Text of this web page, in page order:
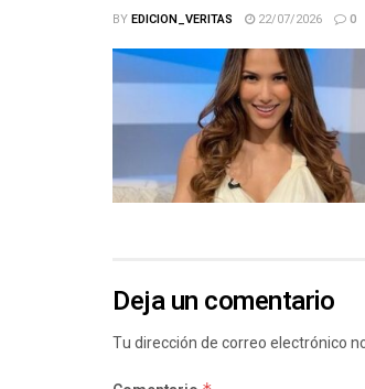
BYEDICION_VERITAS 22/07/2026 0
Deja un comentario
Tu dirección de correo electrónico